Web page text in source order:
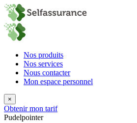
Nos produits
Nos services
Nous contacter
Mon espace personnel
×
Obtenir mon tarif
Pudelpointer